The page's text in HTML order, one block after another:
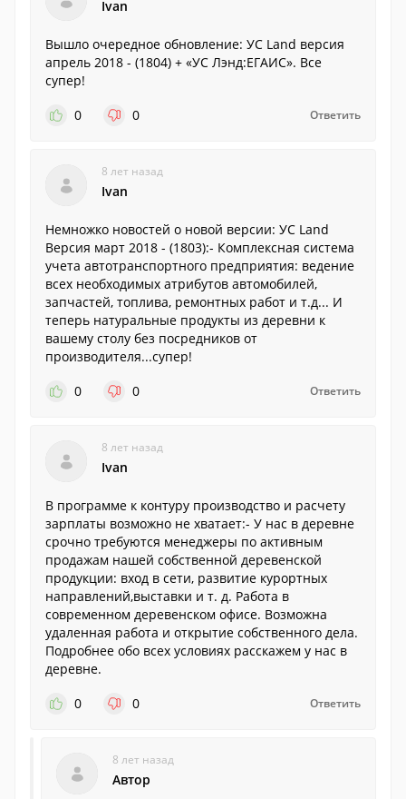
Ivan
Вышло очередное обновление: УС Land версия
апрель 2018 - (1804) + «УС Лэнд:ЕГАИС». Все
супер!
0
0 Ответить
8 лет назад
Ivan
Немножко новостей о новой версии: УС Land
Версия март 2018 - (1803):- Комплексная система
учета автотранспортного предприятия: ведение
всех необходимых атрибутов автомобилей,
запчастей, топлива, ремонтных работ и т.д... И
теперь натуральные продукты из деревни к
вашему столу без посредников от
производителя...супер!
0
0 Ответить
8 лет назад
Ivan
В программе к контуру производство и расчету
зарплаты возможно не хватает:- У нас в деревне
срочно требуются менеджеры по активным
продажам нашей собственной деревенской
продукции: вход в сети, развитие курортных
направлений,выставки и т. д. Работа в
современном деревенском офисе. Возможна
удаленная работа и открытие собственного дела.
Подробнее обо всех условиях расскажем у нас в
деревне.
0
0 Ответить
8 лет назад
Автор